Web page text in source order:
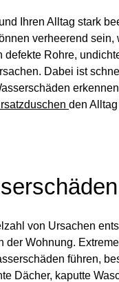
Ihren Alltag stark
verheerend
defekte Rohre,
Dabei ist
den
von Ursachen
Wohnung.
führen,
Dächer, kaputte